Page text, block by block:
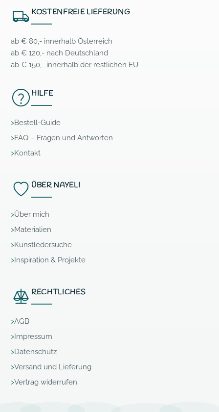
KOSTENFREIE LIEFERUNG
ab € 80,- innerhalb Österreich
ab € 120,- nach Deutschland
ab € 150,- innerhalb der restlichen EU
HILFE
Bestell-Guide
FAQ – Fragen und Antworten
Kontakt
ÜBER NAYELI
Über mich
Materialien
Kunstledersuche
Inspiration & Projekte
RECHTLICHES
AGB
Impressum
Datenschutz
Versand und Lieferung
Vertrag widerrufen